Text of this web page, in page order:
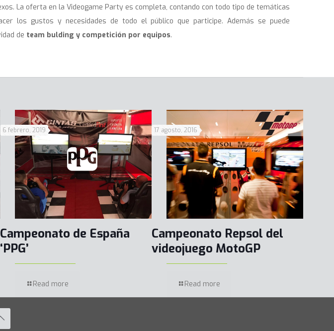
La oferta en la Videogame Party es completa, contando con todo tipo de temáticas
los gustos y necesidades de todo el público que participe. Además se puede
de team bulding y competición por equipos.
6 febrero, 2019
Campeonato de España
‘PPG’
Read more
17 agosto, 2016
Campeonato Repsol del
videojuego MotoGP
Read more